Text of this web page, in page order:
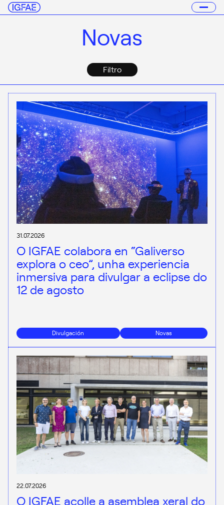
Novas
Filtro
31.07.2026
O IGFAE colabora en “Galiverso
explora o ceo”, unha experiencia
inmersiva para divulgar a eclipse do
12 de agosto
Divulgación Novas
22.07.2026
O IGFAE acolle a asemblea xeral do